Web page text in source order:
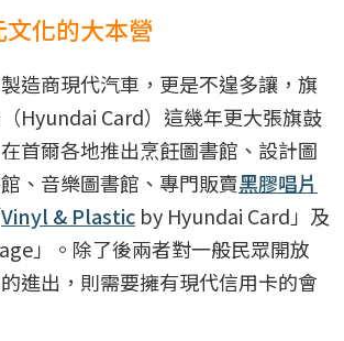
文化的大本營
造商現代汽車，更是不遑多讓，旗
Hyundai Card）這幾年更大張旗鼓
首爾各地推出烹飪圖書館、設計圖
、音樂圖書館、專門販賣黑膠唱片
Vinyl & Plastic by Hyundai Card」及
」。除了後兩者對一般民眾開放
進出，則需要擁有現代信用卡的會